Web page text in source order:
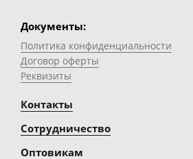
Документы:
Политика конфиденциальности
Договор оферты
Реквизиты
Контакты
Сотрудничество
Оптовикам